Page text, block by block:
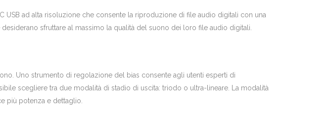
USB ad alta risoluzione che consente la riproduzione di file audio digitali con una
sfruttare al massimo la qualità del suono dei loro file audio digitali.
Uno strumento di regolazione del bias consente agli utenti esperti di
scegliere tra due modalità di stadio di uscita: triodo o ultra-lineare. La modalità
più potenza e dettaglio.